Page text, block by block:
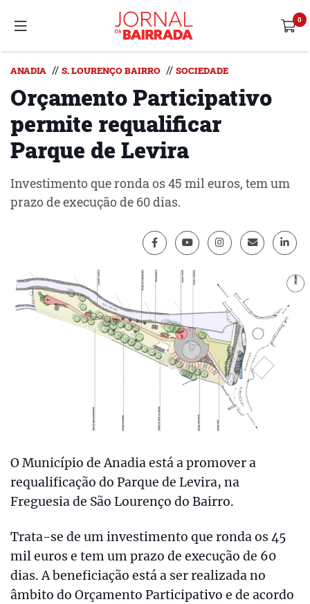
ANADIA // S. LOURENÇO BAIRRO // SOCIEDADE
Orçamento Participativo
permite requalificar
Parque de Levira
Investimento que ronda os 45 mil euros, tem um
prazo de execução de 60 dias.
O Município de Anadia está a promover a
requalificação do Parque de Levira, na
Freguesia de São Lourenço do Bairro.
Trata-se de um investimento que ronda os 45
mil euros e tem um prazo de execução de 60
dias. A beneficiação está a ser realizada no
âmbito do Orçamento Participativo e de acordo